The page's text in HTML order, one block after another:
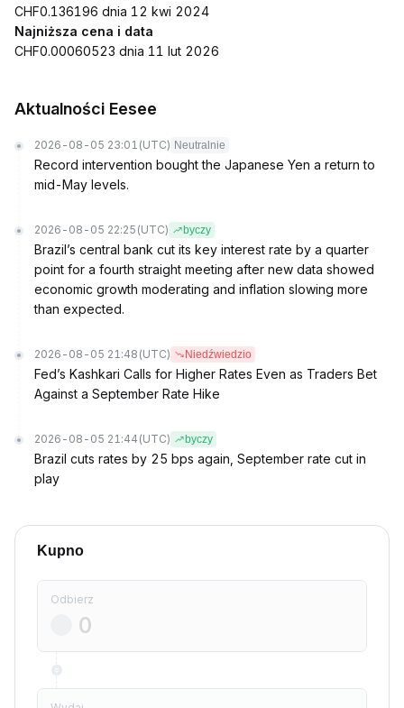
CHF0.136196 dnia 12 kwi 2024
Najniższa cena i data
CHF0.00060523 dnia 11 lut 2026
Aktualności Eesee
2026-08-05 23:01 (UTC) Neutralnie
Record intervention bought the Japanese Yen a return to
mid-May levels.
2026-08-05 22:25 (UTC) byczy
Brazil’s central bank cut its key interest rate by a quarter
point for a fourth straight meeting after new data showed
economic growth moderating and inflation slowing more
than expected.
2026-08-05 21:48 (UTC) Niedźwiedzio
Fed’s Kashkari Calls for Higher Rates Even as Traders Bet
Against a September Rate Hike
2026-08-05 21:44 (UTC) byczy
Brazil cuts rates by 25 bps again, September rate cut in
play
Kupno
Odbierz